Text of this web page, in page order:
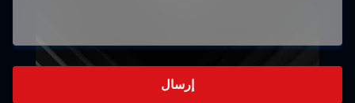
إرسال